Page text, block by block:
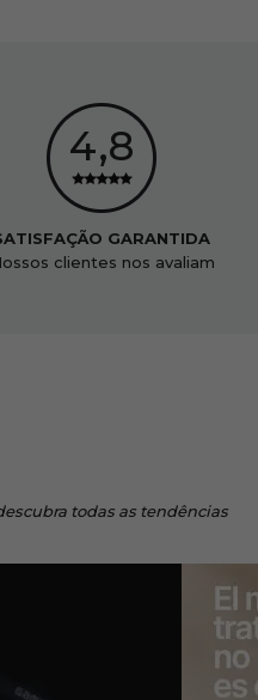
GARANTIDA
clientes nos avaliam
todas as tendências